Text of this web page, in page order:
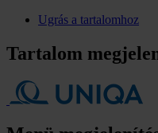
Ugrás a tartalomhoz
Tartalom